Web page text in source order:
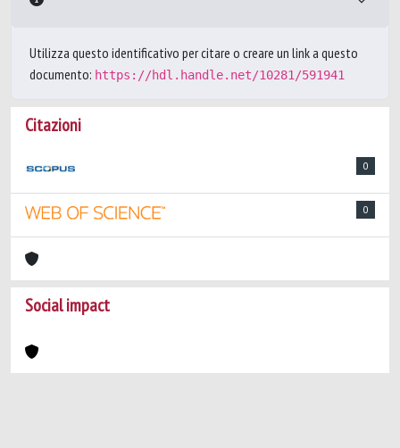
Utilizza questo identificativo per citare o creare un link a questo
documento: https://hdl.handle.net/10281/591941
Citazioni
0
0
Social impact